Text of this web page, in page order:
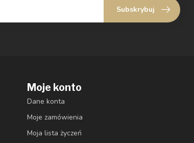
Subskrybuj
Moje konto
Dane konta
Moje zamówienia
Moja lista życzeń